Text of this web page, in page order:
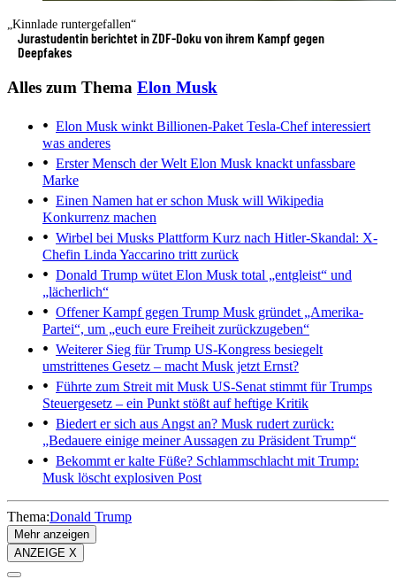
„Kinnlade runtergefallen“
Jurastudentin berichtet in ZDF-Doku von ihrem Kampf gegen
Deepfakes
Alles zum Thema Elon Musk
Elon Musk winkt Billionen-Paket Tesla-Chef interessiert
was anderes
Erster Mensch der Welt Elon Musk knackt unfassbare
Marke
Einen Namen hat er schon Musk will Wikipedia
Konkurrenz machen
Wirbel bei Musks Plattform Kurz nach Hitler-Skandal: X-
Chefin Linda Yaccarino tritt zurück
Donald Trump wütet Elon Musk total „entgleist“ und
„lächerlich“
Offener Kampf gegen Trump Musk gründet „Amerika-
Partei“, um „euch eure Freiheit zurückzugeben“
Weiterer Sieg für Trump US-Kongress besiegelt
umstrittenes Gesetz – macht Musk jetzt Ernst?
Führte zum Streit mit Musk US-Senat stimmt für Trumps
Steuergesetz – ein Punkt stößt auf heftige Kritik
Biedert er sich aus Angst an? Musk rudert zurück:
„Bedauere einige meiner Aussagen zu Präsident Trump“
Bekommt er kalte Füße? Schlammschlacht mit Trump:
Musk löscht explosiven Post
Thema:Donald Trump
Mehr anzeigen
ANZEIGE X